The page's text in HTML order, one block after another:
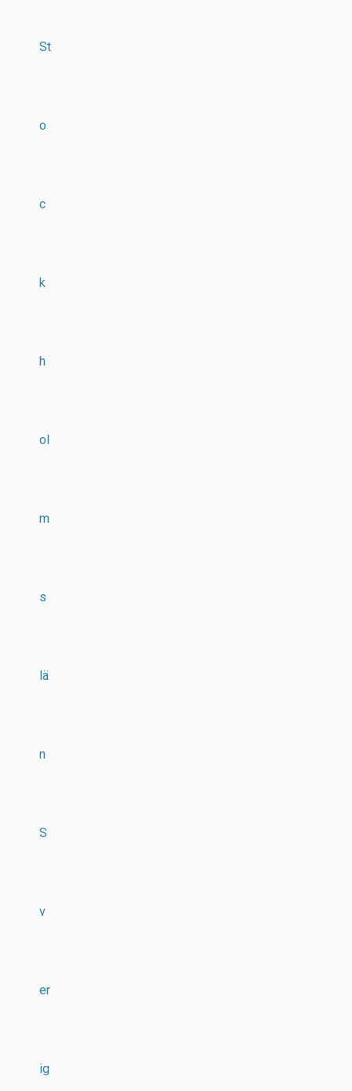
St
o
c
k
h
ol
m
s
lä
n
S
v
er
ig